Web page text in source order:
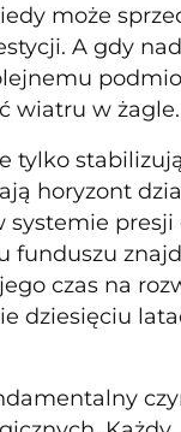
może
A gdy
wiatru w żagle.
tylko
horyzont
funduszu
czas na
dziesięciu